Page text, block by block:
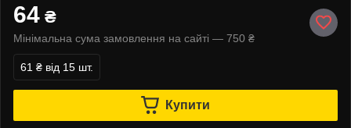
64 ₴
Мінімальна сума замовлення на сайті — 750 ₴
61 ₴ від 15 шт.
Купити